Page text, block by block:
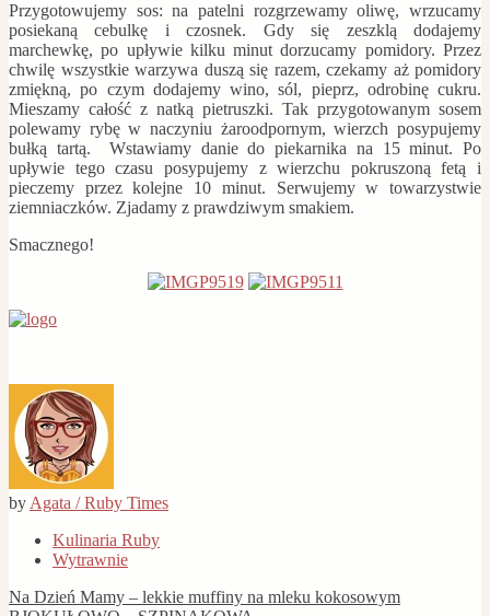
Przygotowujemy sos: na patelni rozgrzewamy oliwę, wrzucamy
posiekaną cebulkę i czosnek. Gdy się zeszklą dodajemy
marchewkę, po upływie kilku minut dorzucamy pomidory. Przez
chwilę wszystkie warzywa duszą się razem, czekamy aż pomidory
zmiękną, po czym dodajemy wino, sól, pieprz, odrobinę cukru.
Mieszamy całość z natką pietruszki. Tak przygotowanym sosem
polewamy rybę w naczyniu żaroodpornym, wierzch posypujemy
bułką tartą. Wstawiamy danie do piekarnika na 15 minut. Po
upływie tego czasu posypujemy z wierzchu pokruszoną fetą i
pieczemy przez kolejne 10 minut. Serwujemy w towarzystwie
ziemniaczków. Zjadamy z prawdziwym smakiem.
Smacznego!
by Agata / Ruby Times
Kulinaria Ruby
Wytrawnie
Post
Na Dzień Mamy – lekkie muffiny na mleku kokosowym